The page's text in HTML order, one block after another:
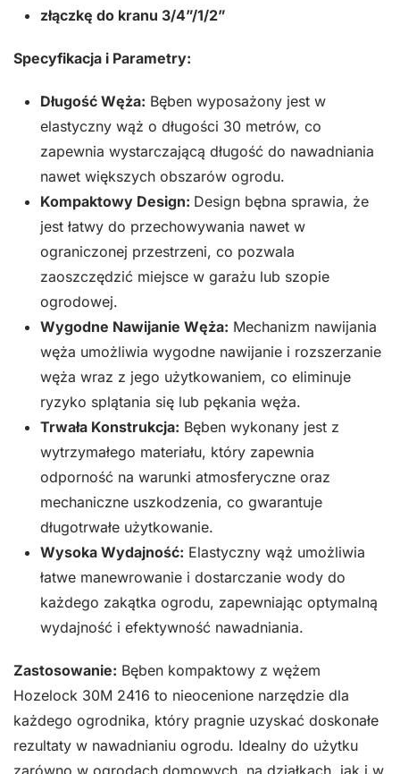
złączkę do kranu 3/4”/1/2”
Specyfikacja i Parametry:
Długość Węża: Bęben wyposażony jest w
elastyczny wąż o długości 30 metrów, co
zapewnia wystarczającą długość do nawadniania
nawet większych obszarów ogrodu.
Kompaktowy Design: Design bębna sprawia, że
jest łatwy do przechowywania nawet w
ograniczonej przestrzeni, co pozwala
zaoszczędzić miejsce w garażu lub szopie
ogrodowej.
Wygodne Nawijanie Węża: Mechanizm nawijania
węża umożliwia wygodne nawijanie i rozszerzanie
węża wraz z jego użytkowaniem, co eliminuje
ryzyko splątania się lub pękania węża.
Trwała Konstrukcja: Bęben wykonany jest z
wytrzymałego materiału, który zapewnia
odporność na warunki atmosferyczne oraz
mechaniczne uszkodzenia, co gwarantuje
długotrwałe użytkowanie.
Wysoka Wydajność: Elastyczny wąż umożliwia
łatwe manewrowanie i dostarczanie wody do
każdego zakątka ogrodu, zapewniając optymalną
wydajność i efektywność nawadniania.
Zastosowanie: Bęben kompaktowy z wężem
Hozelock 30M 2416 to nieocenione narzędzie dla
każdego ogrodnika, który pragnie uzyskać doskonałe
rezultaty w nawadnianiu ogrodu. Idealny do użytku
zarówno w ogrodach domowych, na działkach, jak i w